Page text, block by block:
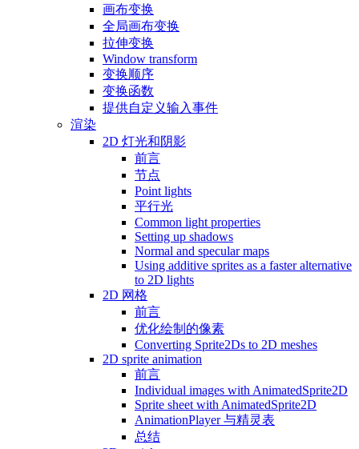
画布变换
全局画布变换
拉伸变换
Window transform
变换顺序
变换函数
提供自定义输入事件
渲染
2D 灯光和阴影
前言
节点
Point lights
平行光
Common light properties
Setting up shadows
Normal and specular maps
Using additive sprites as a faster alternative
to 2D lights
2D 网格
前言
优化绘制的像素
Converting Sprite2Ds to 2D meshes
2D sprite animation
前言
Individual images with AnimatedSprite2D
Sprite sheet with AnimatedSprite2D
AnimationPlayer 与精灵表
总结